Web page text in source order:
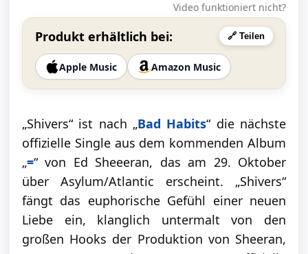
Video funktioniert nicht?
Produkt erhältlich bei: 🔗 Teilen
Apple Music Amazon Music
„Shivers“ ist nach „Bad Habits“ die nächste
offizielle Single aus dem kommenden Album
„=“ von Ed Sheeeran, das am 29. Oktober
über Asylum/Atlantic erscheint. „Shivers“
fängt das euphorische Gefühl einer neuen
Liebe ein, klanglich untermalt von den
großen Hooks der Produktion von Sheeran,